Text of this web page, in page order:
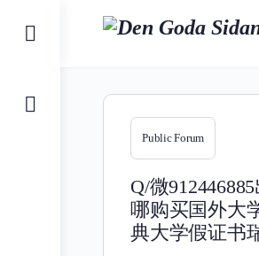
Public Forum
Q/微
哪购买国外大
典大学假证书